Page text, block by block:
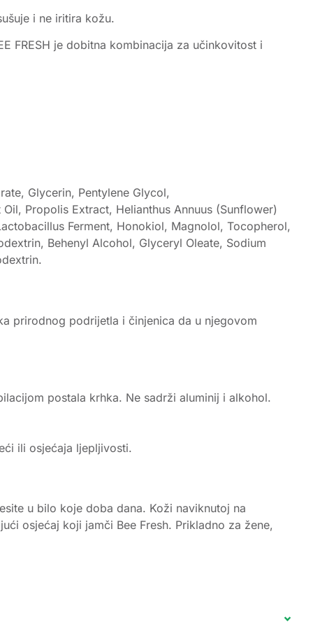
i ne iritira kožu.
FRESH je dobitna kombinacija za učinkovitost i
Glycerin, Pentylene Glycol,
Propolis Extract, Helianthus Annuus (Sunflower)
Ferment, Honokiol, Magnolol, Tocopherol,
Behenyl Alcohol, Glyceryl Oleate, Sodium
prirodnog podrijetla i činjenica da u njegovom
postala krhka. Ne sadrži aluminij i alkohol.
ili osjećaja ljepljivosti.
u bilo koje doba dana. Koži naviknutoj na
osjećaj koji jamči Bee Fresh. Prikladno za žene,